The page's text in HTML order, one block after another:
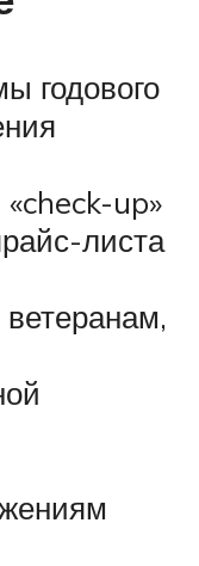
годового
up»
листа